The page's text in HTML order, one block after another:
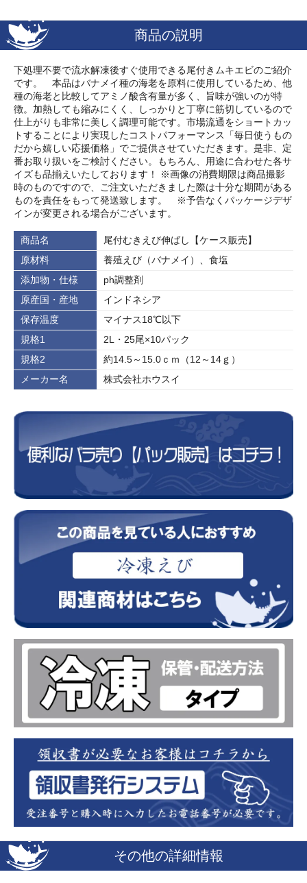
商品の説明
下処理不要で流水解凍後すぐ使用できる尾付きムキエビのご紹介
です。 本品はバナメイ種の海老を原料に使用しているため、他
種の海老と比較してアミノ酸含有量が多く、旨味が強いのが特
徴。加熱しても縮みにくく、しっかりと丁寧に筋切しているので
仕上がりも非常に美しく調理可能です。市場流通をショートカッ
トすることにより実現したコストパフォーマンス「毎日使うもの
だから嬉しい応援価格」でご提供させていただきます。是非、定
番お取り扱いをご検討ください。もちろん、用途に合わせた各サ
イズも品揃えいたしております！ ※画像の消費期限は商品撮影
時のものですので、ご注文いただきました際は十分な期間がある
ものを責任をもって発送致します。 ※予告なくパッケージデザ
インが変更される場合がございます。
商品名
尾付むきえび伸ばし【ケース販売】
原材料
養殖えび（バナメイ）、食塩
添加物・仕様
ph調整剤
原産国・産地
インドネシア
保存温度
マイナス18℃以下
規格1
2L・25尾×10パック
規格2
約14.5～15.0ｃｍ（12～14ｇ）
メーカー名
株式会社ホウスイ
その他の詳細情報